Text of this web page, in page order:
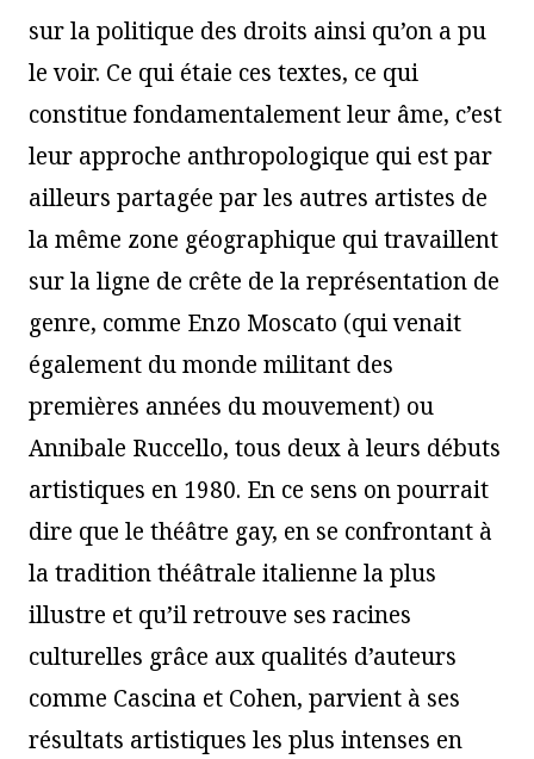
sur la politique des droits ainsi qu’on a pu
le voir. Ce qui étaie ces textes, ce qui
constitue fondamentalement leur âme, c’est
leur approche anthropologique qui est par
ailleurs partagée par les autres artistes de
la même zone géographique qui travaillent
sur la ligne de crête de la représentation de
genre, comme Enzo Moscato (qui venait
également du monde militant des
premières années du mouvement) ou
Annibale Ruccello, tous deux à leurs débuts
artistiques en 1980. En ce sens on pourrait
dire que le théâtre gay, en se confrontant à
la tradition théâtrale italienne la plus
illustre et qu’il retrouve ses racines
culturelles grâce aux qualités d’auteurs
comme Cascina et Cohen, parvient à ses
résultats artistiques les plus intenses en